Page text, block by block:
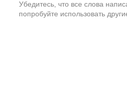
Убедитесь, что все слова
попробуйте использовать